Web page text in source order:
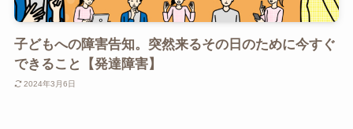
子どもへの障害告知。突然来るその日のために今すぐ
できること【発達障害】
2024年3月6日